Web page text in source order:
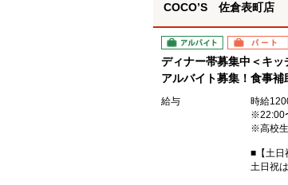
COCO’S 佐倉表町店
アルバイト パート
ディナー帯募集中＜キ
アルバイト募集！食事補
給与
時給
※22:00
※高校
■【土日
土日祝